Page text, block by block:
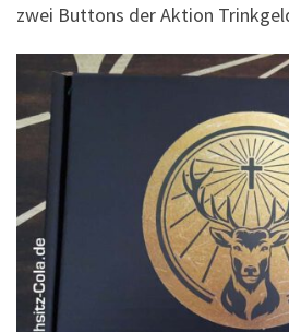
zwei Buttons der Aktion